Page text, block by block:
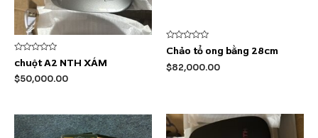
Được
xếp
hạng
0
chuột A2 NTH XÁM
$50,000.00
Được
xếp
hạng
0
Chảo tổ ong bằng 28cm
$82,000.00